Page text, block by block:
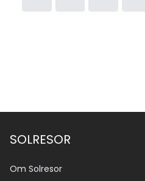
SOLRESOR
Om Solresor